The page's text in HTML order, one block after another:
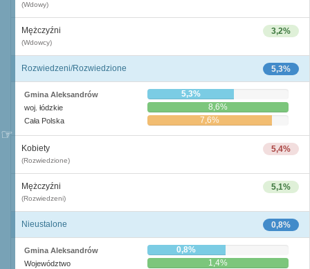
(Wdowy)
3,2%
Mężczyźni
(Wdowcy)
5,3%
Rozwiedzeni/Rozwiedzione
Gmina Aleksandrów 5,3%
woj. łódzkie 8,6%
Cała Polska 7,6%
5,4%
Kobiety
(Rozwiedzione)
5,1%
Mężczyźni
(Rozwiedzeni)
0,8%
Nieustalone
Gmina Aleksandrów 0,8%
Województwo 1,4%